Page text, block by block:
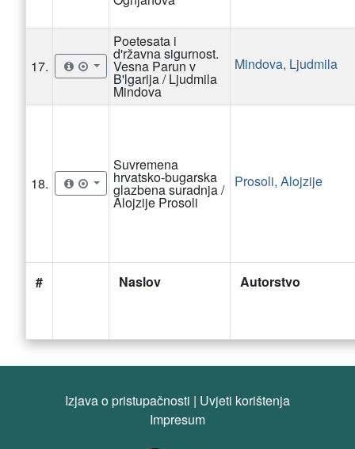
# Naslov Autorstvo
17.
Poetesata i
d'ržavna sigurnost.
Vesna Parun v
B'lgarija / Ljudmila
Mindova
Mindova, Ljudmila
18.
Suvremena
hrvatsko-bugarska
glazbena suradnja /
Alojzije Prosoli
Prosoli, Alojzije
Izjava o pristupačnosti | Uvjeti korištenja
Impresum